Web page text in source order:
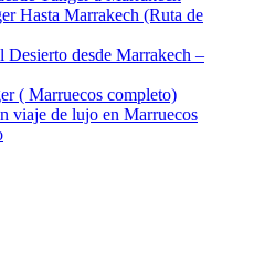
Hasta Marrakech (Ruta de
desde Marrakech –
( Marruecos completo)
viaje de lujo en Marruecos